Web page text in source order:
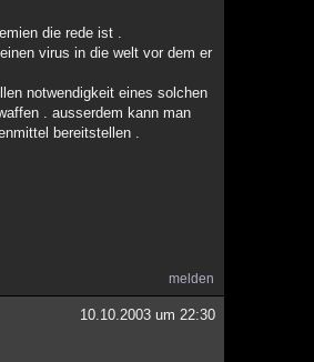
die rede ist .
virus in die welt vor dem er
notwendigkeit eines solchen
. ausserdem kann man
bereitstellen .
melden
10.10.2003 um 22:30